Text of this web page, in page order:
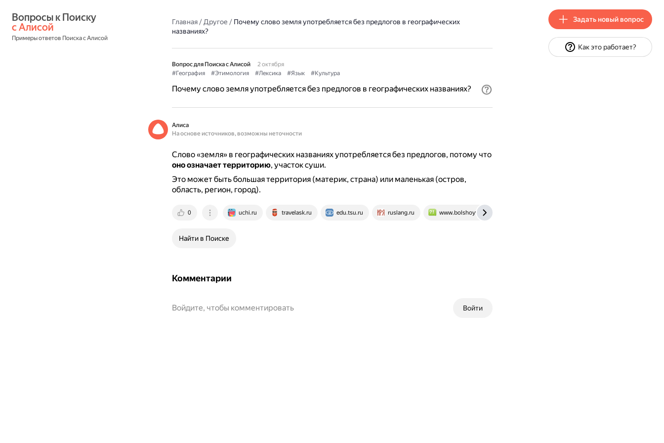
с Алисой
Примеры ответов Поиска с Алисой
Главная/Другое / Почему слово земля употребляется без предлогов в географических
названиях?
Вопрос для Поиска с Алисой
2 октября
#География
#Этимология #Лексика #Язык #Культура
Почему слово земля употребляется без предлогов в географических названиях?
Алиса
На основе источников, возможны неточности
Слово «земля» в географических названиях употребляется без предлогов, потому что
оно означает территорию, участок суши.
Это может быть большая территория (материк, страна) или маленькая (остров,
область, регион, город).
0 uchi.ru travelask.ru edu.tsu.ru ruslang.ru www.bolshoyvopros.ru
Найти в Поиске
Комментарии
Войти
Войдите, чтобы комментировать
Задать новый вопрос
Как это работает?